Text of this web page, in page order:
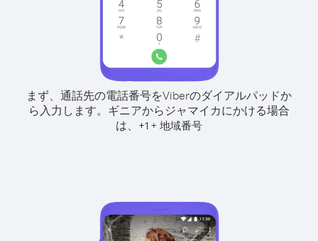
まず、通話先の電話番号をViberのダイアルパッドか
ら入力します。 ギニアからジャマイカにかける場合
は、 +1 + 地域番号